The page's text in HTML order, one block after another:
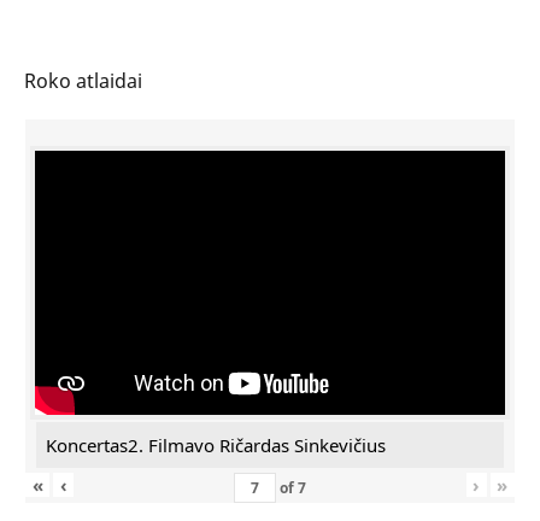
Roko atlaidai
Koncertas2. Filmavo Ričardas Sinkevičius
«
‹ of7 › »